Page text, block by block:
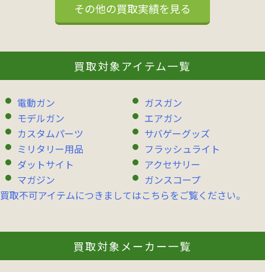
その他の買取実績を見る
買取対象アイテム一覧
電動ガン
ガスガン
モデルガン
エアガン
カスタムパーツ
サバゲーグッズ
ミリタリー用品
フラッシュライト
ダットサイト
アクセサリー
マガジン
ガンスコープ
買取不可アイテムにつきましてはこちらをご覧ください。
買取対象メーカー一覧